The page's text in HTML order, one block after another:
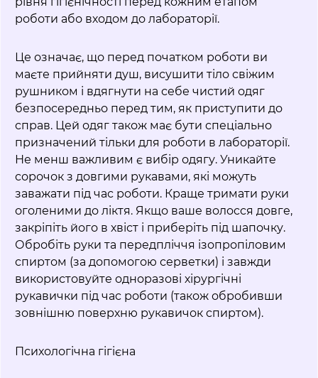
роботи або входом до лабораторії.
Це означає, що перед початком роботи ви
маєте прийняти душ, висушити тіло свіжим
рушником і вдягнути на себе чистий одяг
безпосередньо перед тим, як приступити до
справ. Цей одяг також має бути спеціально
призначений тільки для роботи в лабораторії.
Не менш важливим є вибір одягу. Уникайте
сорочок з довгими рукавами, які можуть
заважати під час роботи. Краще тримати руки
оголеними до ліктя. Якщо ваше волосся довге,
закріпіть його в хвіст і приберіть під шапочку.
Обробіть руки та передпліччя ізопропіловим
спиртом (за допомогою серветки) і завжди
використовуйте одноразові хірургічні
рукавички під час роботи (також обробивши
зовнішню поверхню рукавичок спиртом).
Психологічна гігієна